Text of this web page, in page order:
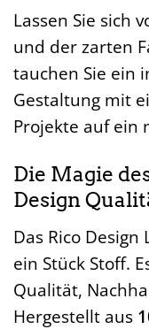
Lassen Sie sich
und der zarten
tauchen Sie ein
Gestaltung mit
Projekte auf ein
Die Magie
Design
Das Rico
ein Stück Stoff.
Qualität,
Hergestellt aus